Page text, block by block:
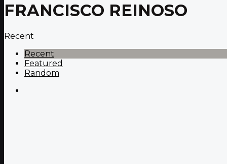
FRANCISCO REINOSO
Recent
Recent
Featured
Random